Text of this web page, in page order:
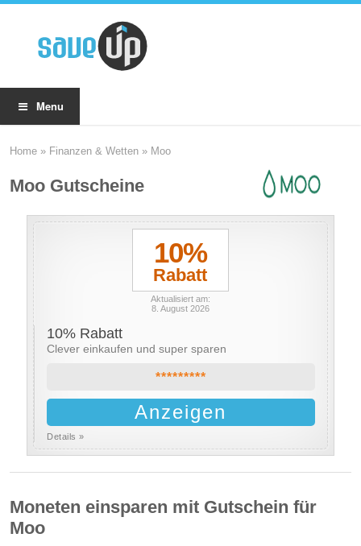
Menu
Home » Finanzen & Wetten » Moo
Moo Gutscheine
10%
Rabatt
Aktualisiert am:
8. August 2026
10% Rabatt
Clever einkaufen und super sparen
*********
Anzeigen
Details »
Moneten einsparen mit Gutschein für
Moo